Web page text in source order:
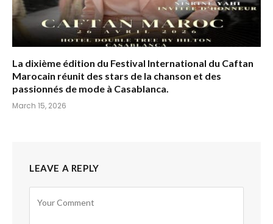
La dixième édition du Festival International du Caftan
Marocain réunit des stars de la chanson et des
passionnés de mode à Casablanca.
March 15, 2026
LEAVE A REPLY